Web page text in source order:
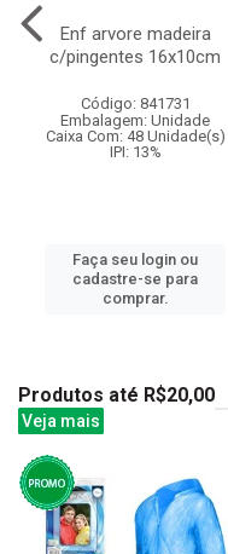
Enf arvore madeira
c/pingentes 16x10cm
Código: 841731
Embalagem: Unidade
Caixa Com: 48 Unidade(s)
IPI: 13%
Faça seu login ou
cadastre-se para
comprar.
Produtos até R$20,00
Veja mais